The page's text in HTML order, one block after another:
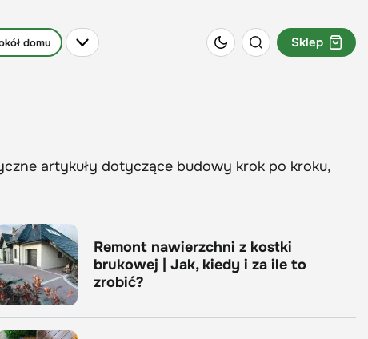
domu Sklep
artykuły dotyczące budowy krok po kroku,
Remont nawierzchni z kostki
brukowej | Jak, kiedy i za ile to
zrobić?